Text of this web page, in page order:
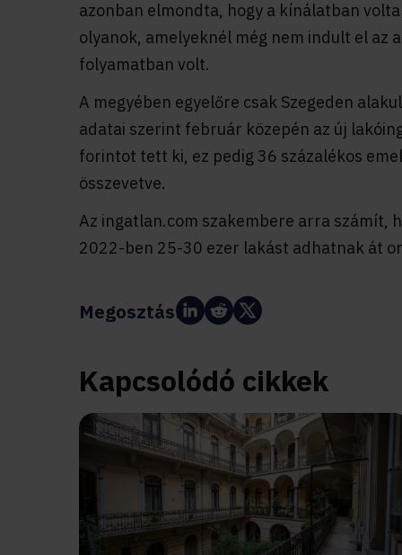
azonban elmondta, hogy a kínálatban
olyanok, amelyeknél még nem indult el az
folyamatban volt.
A megyében egyelőre csak Szegeden
adatai szerint február közepén az új
forintot tett ki, ez pedig 36 százalékos
összevetve.
Az ingatlan.com szakembere arra számít,
2022-ben 25-30 ezer lakást adhatnak át
Megosztás:
Kapcsolódó cikkek